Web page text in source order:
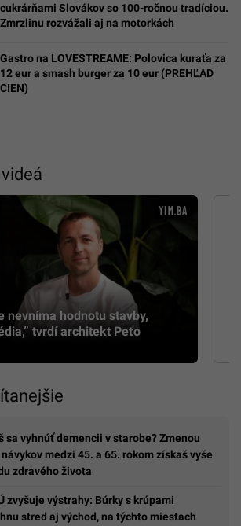
cukrárňami Slovákov so 100-ročnou tradíciou.
Zmrzlinu rozvážali aj na motorkách
Gastro na LOVESTREAME: Polovica kuraťa za
12 eur a smash burger za 10 eur (PREHĽAD
CIEN)
nevníma hodnotu stavby,
tvrdí architekt Peťo
sa vyhnúť demencii v starobe? Zmenou
medzi 45. a 65. rokom získaš vyše
zdravého života
zvyšuje výstrahy: Búrky s krúpami
stred aj východ, na týchto miestach